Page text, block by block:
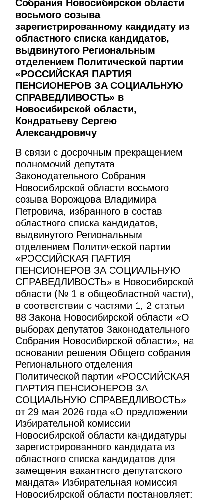
Собрания Новосибирской области
восьмого созыва
зарегистрированному кандидату из
областного списка кандидатов,
выдвинутого Региональным
отделением Политической партии
«РОССИЙСКАЯ ПАРТИЯ
ПЕНСИОНЕРОВ ЗА СОЦИАЛЬНУЮ
СПРАВЕДЛИВОСТЬ» в
Новосибирской области,
Кондратьеву Сергею
Александровичу
В связи с досрочным прекращением
полномочий депутата
Законодательного Собрания
Новосибирской области восьмого
созыва Ворожцова Владимира
Петровича, избранного в состав
областного списка кандидатов,
выдвинутого Региональным
отделением Политической партии
«РОССИЙСКАЯ ПАРТИЯ
ПЕНСИОНЕРОВ ЗА СОЦИАЛЬНУЮ
СПРАВЕДЛИВОСТЬ» в Новосибирской
области (№ 1 в общеобластной части),
в соответствии с частями 1, 2 статьи
88 Закона Новосибирской области «О
выборах депутатов Законодательного
Собрания Новосибирской области», на
основании решения Общего собрания
Регионального отделения
Политической партии «РОССИЙСКАЯ
ПАРТИЯ ПЕНСИОНЕРОВ ЗА
СОЦИАЛЬНУЮ СПРАВЕДЛИВОСТЬ»
от 29 мая 2026 года «О предложении
Избирательной комиссии
Новосибирской области кандидатуры
зарегистрированного кандидата из
областного списка кандидатов для
замещения вакантного депутатского
мандата» Избирательная комиссия
Новосибирской области постановляет: